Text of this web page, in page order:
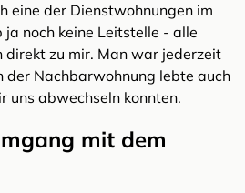
eine der Dienstwohnungen im
ja noch keine Leitstelle - alle
direkt zu mir. Man war jederzeit
der Nachbarwohnung lebte auch
uns abwechseln konnten.
mit dem